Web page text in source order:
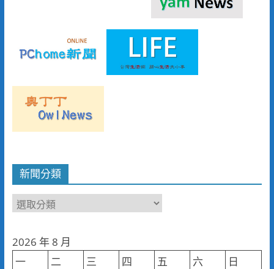
新聞分類
新
類
2026 年 8 月
一
二 三 四 五 六
日